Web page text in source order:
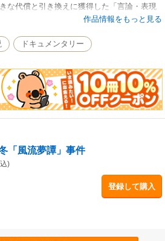
な代償と引き換えに獲得した「言論・表現
えたジャーナリズムは、なぜ暴力の前に脆
恨のドキュメント。
作品情報をもっと見る
ドキュメンタリー
「風流夢譚」事件
)
登録して購入